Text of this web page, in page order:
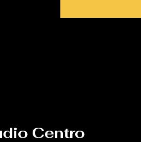
Centro